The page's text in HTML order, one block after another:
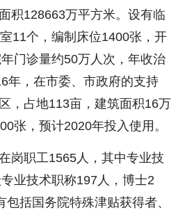
积128663万平方米。设有临
11个，编制床位1400张，开
门诊量约50万人次，年收治
年，在市委、市政府的支持
，占地113亩，建筑面积16万
张，预计2020年投入使用。
岗职工1565人，其中专业技
业技术职称197人，博士2
包括国务院特殊津贴获得者、